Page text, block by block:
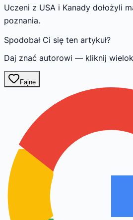
Uczeni z USA i Kanady dołożyli
poznania.
Spodobał Ci się ten artykuł?
Daj znać autorowi — kliknij
Fajne